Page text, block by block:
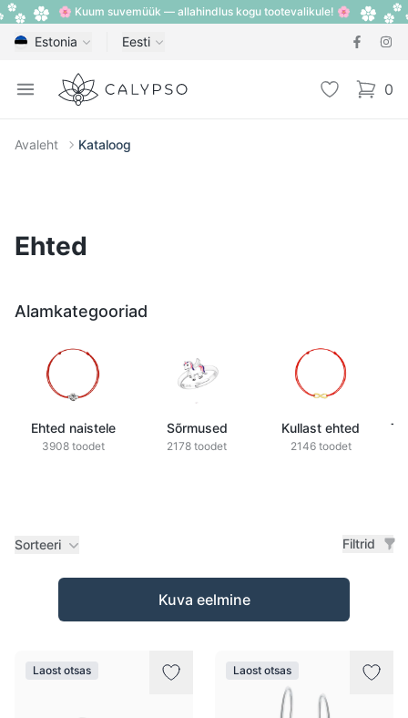
🌸 Kuum suvemüük — allahindlus kogu tootevalikule! 🌸
Estonia Eesti
Open menu
Calypso Lemmik 0
items
Avaleht Kataloog
Ehted
Alamkategooriad
Ehted naistele
3908 toodet
Sõrmused
2178 toodet
Kullast ehted
2146 toodet
Sorteeri Filtrid
Tooted
Kuva eelmine
Laost otsas Laost otsas